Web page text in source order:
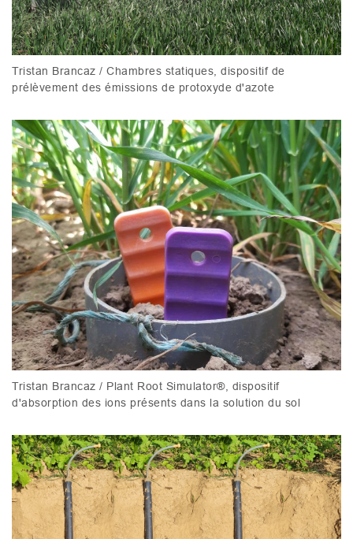
Tristan Brancaz / Chambres statiques, dispositif de
prélèvement des émissions de protoxyde d'azote
Tristan Brancaz / Plant Root Simulator®, dispositif
d'absorption des ions présents dans la solution du sol